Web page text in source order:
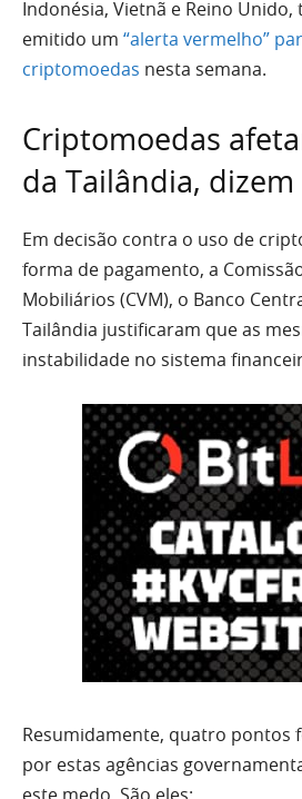
Indonésia, Vietnã e Reino
emitido um “alerta vermelho”
criptomoedas nesta semana.
Criptomoedas
da Tailândia,
Em decisão contra o uso de
forma de pagamento, a
Mobiliários (CVM), o Banco
Tailândia justificaram que as
instabilidade no sistema
Resumidamente, quatro pontos
por estas agências